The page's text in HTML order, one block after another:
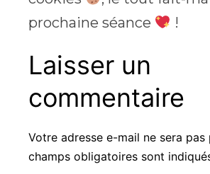
prochaine séance
!
Laisser un
commentaire
Votre adresse e-mail ne sera pas
champs obligatoires sont